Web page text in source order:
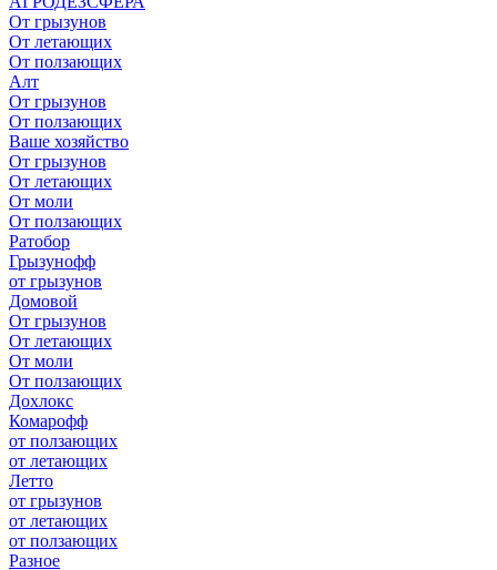
От грызунов
От летающих
От ползающих
Алт
От грызунов
От ползающих
Ваше хозяйство
От грызунов
От летающих
От моли
От ползающих
Ратобор
Грызунофф
от грызунов
Домовой
От грызунов
От летающих
От моли
От ползающих
Дохлокс
Комарофф
от ползающих
от летающих
Летто
от грызунов
от летающих
от ползающих
Разное